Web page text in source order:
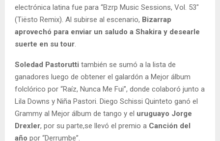
electrónica latina fue para “Bzrp Music Sessions, Vol. 53″
(Tiësto Remix). Al subirse al escenario, Bizarrap
aprovechó para enviar un saludo a Shakira y desearle
suerte en su tour.
Soledad Pastorutti también se sumó a la lista de
ganadores luego de obtener el galardón a Mejor álbum
folclórico por “Raíz, Nunca Me Fui”, donde colaboró junto a
Lila Downs y Niña Pastori. Diego Schissi Quinteto ganó el
Grammy al Mejor álbum de tango y el uruguayo Jorge
Drexler, por su parte,se llevó el premio a Canción del
año por “Derrumbe”.